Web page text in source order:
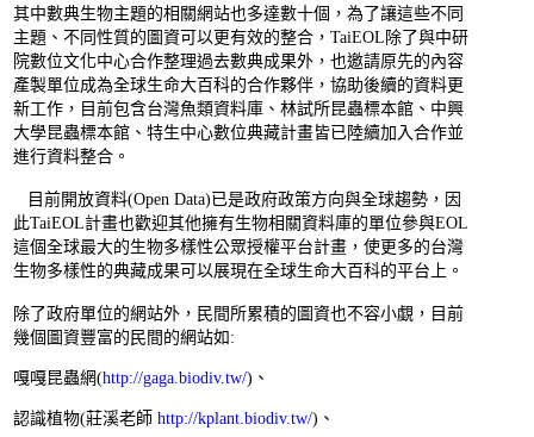
其中數典生物主題的相關網站也多達數十個，為了讓這些不同
主題、不同性質的圖資可以更有效的整合，TaiEOL除了與中研
院數位文化中心合作整理過去數典成果外，也邀請原先的內容
產製單位成為全球生命大百科的合作夥伴，協助後續的資料更
新工作，目前包含台灣魚類資料庫、林試所昆蟲標本館、中興
大學昆蟲標本館、特生中心數位典藏計畫皆已陸續加入合作並
進行資料整合。
目前開放資料(Open Data)已是政府政策方向與全球趨勢，因
此TaiEOL計畫也歡迎其他擁有生物相關資料庫的單位參與EOL
這個全球最大的生物多樣性公眾授權平台計畫，使更多的台灣
生物多樣性的典藏成果可以展現在全球生命大百科的平台上。
除了政府單位的網站外，民間所累積的圖資也不容小覷，目前
幾個圖資豐富的民間的網站如:
嘎嘎昆蟲網(http://gaga.biodiv.tw/)、
認識植物(莊溪老師 http://kplant.biodiv.tw/)、